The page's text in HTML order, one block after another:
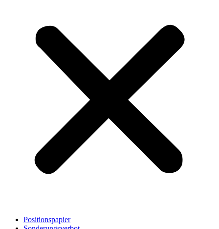
Positionspapier